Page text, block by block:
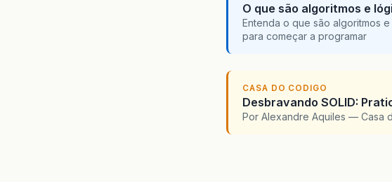
O que são algoritmos e
Entenda o que são algoritmos
para começar a programar
CASA DO CODIGO
Desbravando SOLID:
Por Alexandre Aquiles — Casa